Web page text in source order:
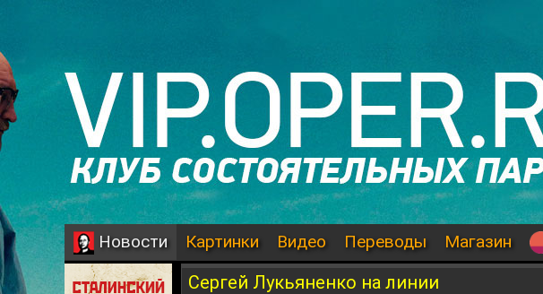
Новости Картинки Видео Переводы Магазин
Сергей Лукьяненко на линии